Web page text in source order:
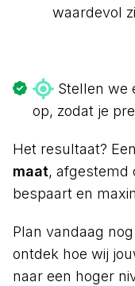
waardevol
Stellen we
op, zodat je
Het resultaat? Een
maat, afgestemd
bespaart en
Plan vandaag
ontdek hoe wij
naar een hoger